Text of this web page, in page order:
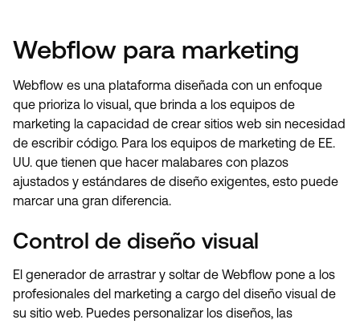
Webflow para marketing
Webflow es una plataforma diseñada con un enfoque
que prioriza lo visual, que brinda a los equipos de
marketing la capacidad de crear sitios web sin necesidad
de escribir código. Para los equipos de marketing de EE.
UU. que tienen que hacer malabares con plazos
ajustados y estándares de diseño exigentes, esto puede
marcar una gran diferencia.
Control de diseño visual
El generador de arrastrar y soltar de Webflow pone a los
profesionales del marketing a cargo del diseño visual de
su sitio web. Puedes personalizar los diseños, las